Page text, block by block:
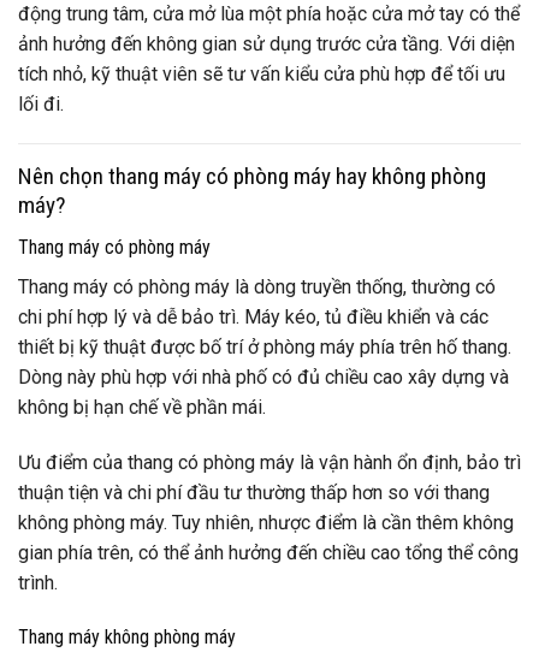
động trung tâm, cửa mở lùa một phía hoặc cửa mở tay có thể
ảnh hưởng đến không gian sử dụng trước cửa tầng. Với diện
tích nhỏ, kỹ thuật viên sẽ tư vấn kiểu cửa phù hợp để tối ưu
lối đi.
Nên chọn thang máy có phòng máy hay không phòng
máy?
Thang máy có phòng máy
Thang máy có phòng máy là dòng truyền thống, thường có
chi phí hợp lý và dễ bảo trì. Máy kéo, tủ điều khiển và các
thiết bị kỹ thuật được bố trí ở phòng máy phía trên hố thang.
Dòng này phù hợp với nhà phố có đủ chiều cao xây dựng và
không bị hạn chế về phần mái.
Ưu điểm của thang có phòng máy là vận hành ổn định, bảo trì
thuận tiện và chi phí đầu tư thường thấp hơn so với thang
không phòng máy. Tuy nhiên, nhược điểm là cần thêm không
gian phía trên, có thể ảnh hưởng đến chiều cao tổng thể công
trình.
Thang máy không phòng máy